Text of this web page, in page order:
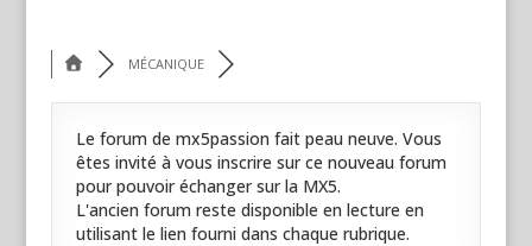
MÉCANIQUE
Le forum de mx5passion fait peau neuve. Vous
êtes invité à vous inscrire sur ce nouveau forum
pour pouvoir échanger sur la MX5.
L'ancien forum reste disponible en lecture en
utilisant le lien fourni dans chaque rubrique.